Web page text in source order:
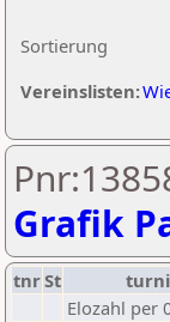
Sortierung
Vereinslisten:
Grafik
tnrSt
Elozahl per